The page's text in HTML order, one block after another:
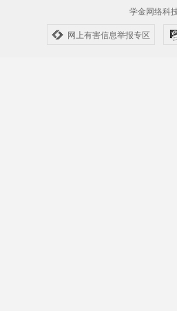
学金网络科
网上有害信息举报专区